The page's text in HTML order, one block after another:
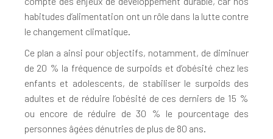
habitudes d’alimentation ont un rôle dans la lutte contre
le changement climatique.
Ce plan a ainsi pour objectifs, notamment, de diminuer
de 20 % la fréquence de surpoids et d’obésité chez les
enfants et adolescents, de stabiliser le surpoids des
adultes et de réduire l’obésité de ces derniers de 15 %
ou encore de réduire de 30 % le pourcentage des
personnes âgées dénutries de plus de 80 ans.